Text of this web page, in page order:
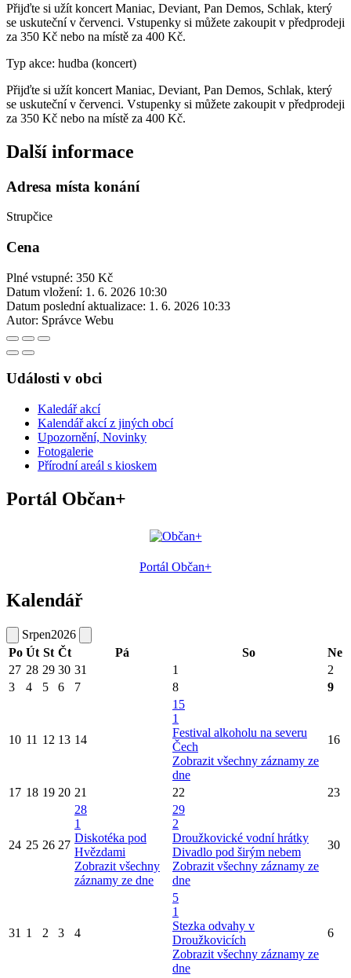
Přijďte si užít koncert Maniac, Deviant, Pan Demos, Schlak, který
se uskuteční v červenci. Vstupenky si můžete zakoupit v předprodeji
za 350 Kč nebo na místě za 400 Kč.
Typ akce: hudba (koncert)
Přijďte si užít koncert Maniac, Deviant, Pan Demos, Schlak, který
se uskuteční v červenci. Vstupenky si můžete zakoupit v předprodeji
za 350 Kč nebo na místě za 400 Kč.
Další informace
Adresa místa konání
Strupčice
Cena
Plné vstupné: 350 Kč
Datum vložení: 1. 6. 2026 10:30
Datum poslední aktualizace: 1. 6. 2026 10:33
Autor: Správce Webu
Události v obci
Kaledář akcí
Kalendář akcí z jiných obcí
Upozornění, Novinky
Fotogalerie
Přírodní areál s kioskem
Portál Občan+
Portál Občan+
Kalendář
Srpen2026
Po Út St Čt Pá So
Ne
27 28 29 30 31 1
2
3
4 5 6 7 8 9
10 11 12 13 14
15
1
Festival alkoholu na severu
Čech
Zobrazit všechny záznamy ze
dne
16
17 18 19 20 21 22 23
24 25 26 27
28
1
Diskotéka pod
Hvězdami
Zobrazit všechny
záznamy ze dne
29
2
Droužkovické vodní hrátky
Divadlo pod širým nebem
Zobrazit všechny záznamy ze
dne
30
31 1 2 3 4
5
1
Stezka odvahy v
Droužkovicích
Zobrazit všechny záznamy ze
dne
6